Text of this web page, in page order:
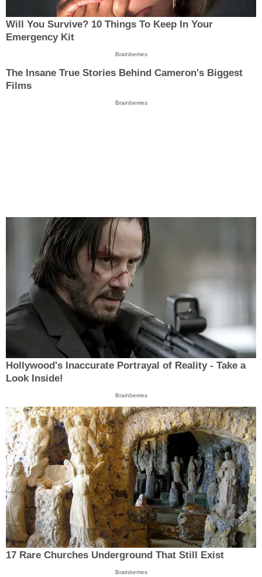
Will You Survive? 10 Things To Keep In Your
Emergency Kit
Brainberries
The Insane True Stories Behind Cameron's Biggest
Films
Brainberries
Hollywood's Inaccurate Portrayal of Reality - Take a
Look Inside!
Brainberries
17 Rare Churches Underground That Still Exist
Brainberries